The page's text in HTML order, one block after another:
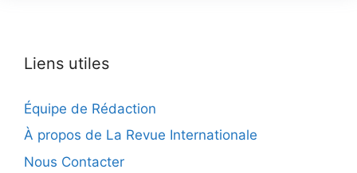
Liens utiles
Équipe de Rédaction
À propos de La Revue Internationale
Nous Contacter